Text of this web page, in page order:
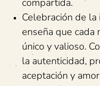
Celebración de
enseña que cada
único y valioso.
la autenticidad,
aceptación y